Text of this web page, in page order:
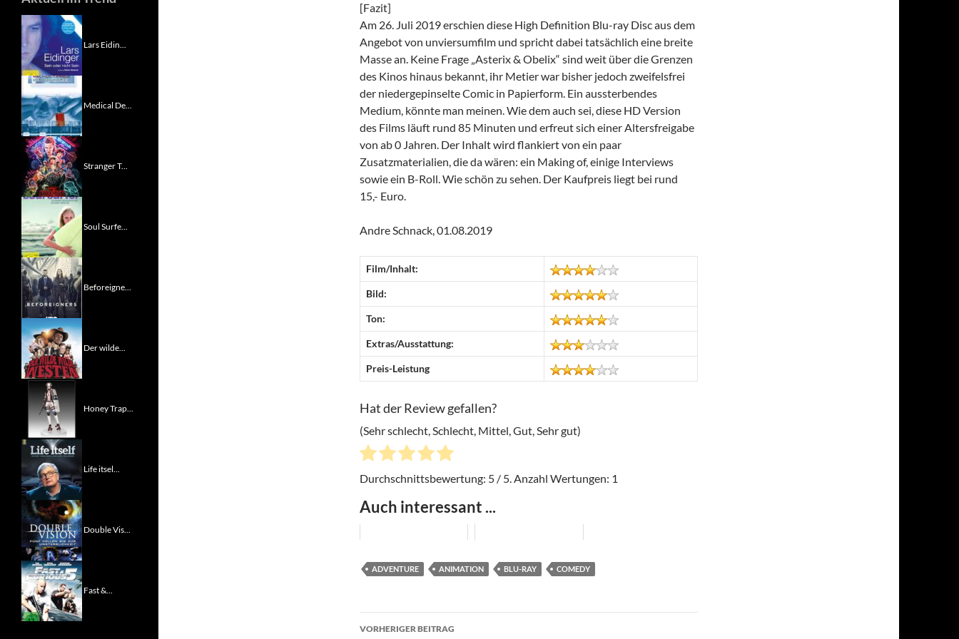
[Fazit]
Am 26. Juli 2019 erschien diese High Definition Blu-ray Disc aus dem
Angebot von unviersumfilm und spricht dabei tatsächlich eine breite
Masse an. Keine Frage „Asterix & Obelix“ sind weit über die Grenzen
des Kinos hinaus bekannt, ihr Metier war bisher jedoch zweifelsfrei
der niedergepinselte Comic in Papierform. Ein aussterbendes
Medium, könnte man meinen. Wie dem auch sei, diese HD Version
des Films läuft rund 85 Minuten und erfreut sich einer Altersfreigabe
von ab 0 Jahren. Der Inhalt wird flankiert von ein paar
Zusatzmaterialien, die da wären: ein Making of, einige Interviews
sowie ein B-Roll. Wie schön zu sehen. Der Kaufpreis liegt bei rund
15,- Euro.
Andre Schnack, 01.08.2019
Film/Inhalt:
Bild:
Ton:
Extras/Ausstattung:
Preis-Leistung
Hat der Review gefallen?
(Sehr schlecht, Schlecht, Mittel, Gut, Sehr gut)
Durchschnittsbewertung: 5 / 5. Anzahl Wertungen: 1
Auch interessant ...
ADVENTURE ANIMATION BLU-RAY COMEDY
Beitragsnavigation
VORHERIGER BEITRAG
Lars Eidin...
Medical De...
Stranger T...
Soul Surfe...
Beforeigne...
Der wilde...
Honey Trap...
Life itsel...
Double Vis...
Fast &...